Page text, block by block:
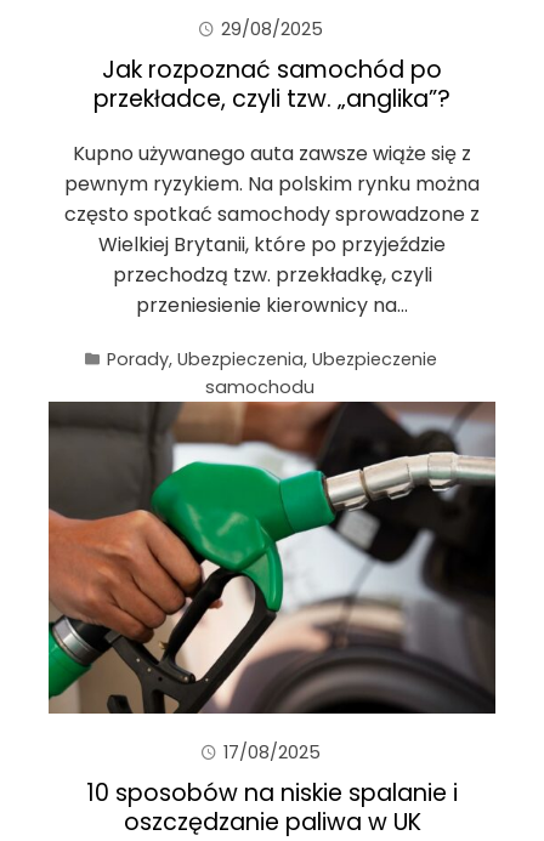
29/08/2025
Jak rozpoznać samochód po
przekładce, czyli tzw. „anglika”?
Kupno używanego auta zawsze wiąże się z
pewnym ryzykiem. Na polskim rynku można
często spotkać samochody sprowadzone z
Wielkiej Brytanii, które po przyjeździe
przechodzą tzw. przekładkę, czyli
przeniesienie kierownicy na…
Porady, Ubezpieczenia, Ubezpieczenie
samochodu
17/08/2025
10 sposobów na niskie spalanie i
oszczędzanie paliwa w UK